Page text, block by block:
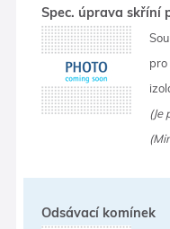
Spec. úprava skříní
pro
(Je
Odsávací komínek